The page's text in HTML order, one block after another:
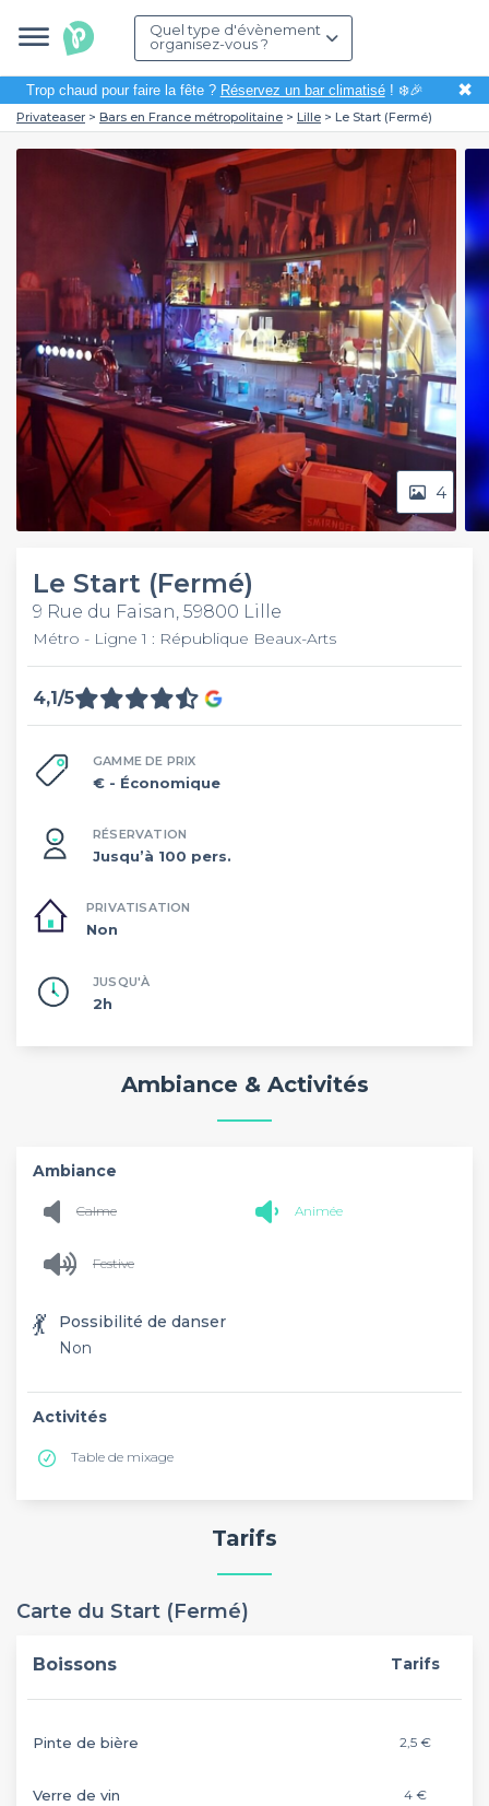
Quel type d'évènement
organisez-vous ?
Trop chaud pour faire la fête ? Réservez un bar climatisé! ❄️🎉 ✖
Privateaser Bars en France métropolitaine Lille Le Start (Fermé)
4
Le Start (Fermé)
9 Rue du Faisan, 59800 Lille
Métro - Ligne 1 : République Beaux-Arts
4,1/5
GAMME DE PRIX
€ - Économique
RÉSERVATION
Jusqu’à 100 pers.
PRIVATISATION
Non
JUSQU'À
2h
Ambiance & Activités
Ambiance
Calme Animée
Festive
💃
Possibilité de danser
Non
Activités
Table de mixage
Tarifs
Carte du Start (Fermé)
Boissons Tarifs
Pinte de bière 2,5 €
Verre de vin 4 €